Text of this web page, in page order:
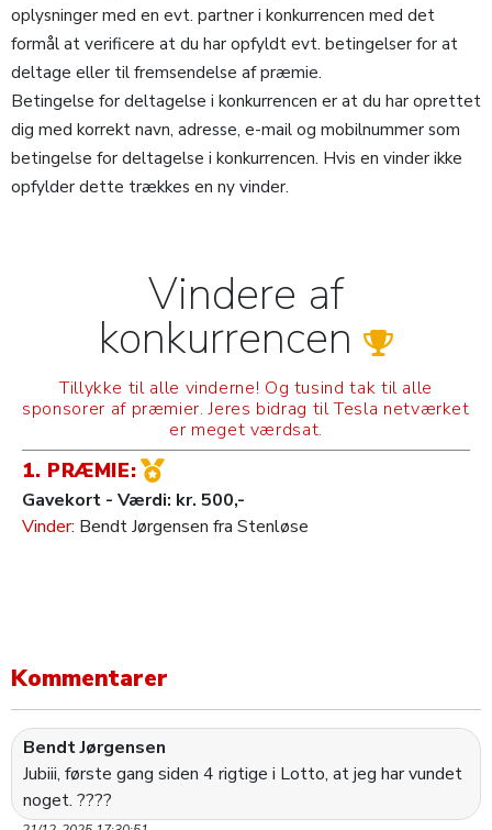
oplysninger med en evt. partner i konkurrencen med det
formål at verificere at du har opfyldt evt. betingelser for at
deltage eller til fremsendelse af præmie.
Betingelse for deltagelse i konkurrencen er at du har oprettet
dig med korrekt navn, adresse, e-mail og mobilnummer som
betingelse for deltagelse i konkurrencen. Hvis en vinder ikke
opfylder dette trækkes en ny vinder.
Vindere af
konkurrencen
Tillykke til alle vinderne! Og tusind tak til alle
sponsorer af præmier. Jeres bidrag til Tesla netværket
er meget værdsat.
1. PRÆMIE:
Gavekort - Værdi: kr. 500,-
Vinder: Bendt Jørgensen fra Stenløse
Kommentarer
Bendt Jørgensen
Jubiii, første gang siden 4 rigtige i Lotto, at jeg har vundet
noget. ????